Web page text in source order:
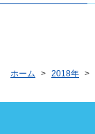
ホーム 2018年